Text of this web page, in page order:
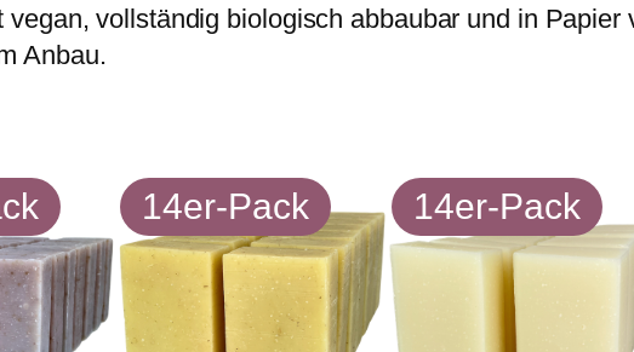
vollständig biologisch abbaubar und in
Anbau.
14er-Pack 14er-Pack